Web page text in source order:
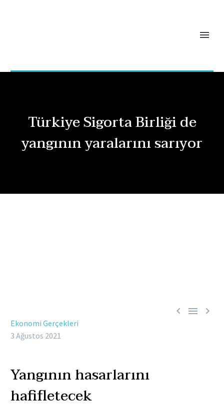
Türkiye Sigorta Birliği de
yangının yaralarını sarıyor
  
Ekonomi Gerçekleri
3 Ağustos 2021
Yangının hasarlarını
hafifletecek